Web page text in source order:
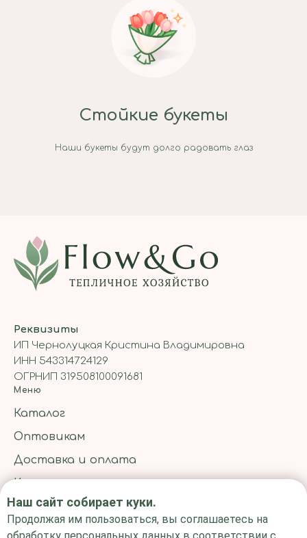
Стойкие букеты
Наши букеты будут долго радовать глаз
Реквизиты
ИП Чернолуцкая Кристина Владимировна
ИНН 543314724129
ОГРНИП 319508100091681
Меню
Каталог
Оптовикам
Доставка и оплата
Контакты
Блог
Информация
Наш сайт собирает куки.
Продолжая им пользоваться, вы соглашаетесь на